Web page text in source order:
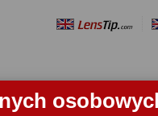
OBIEKTYWY LORNETKI